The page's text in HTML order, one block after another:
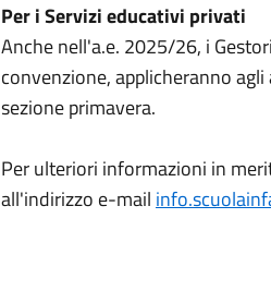
Per i Servizi educativi privati
Anche nell'a.e. 2025/26, i
convenzione, applicheranno agli
sezione primavera.
Per ulteriori informazioni in
all'indirizzo e-mail